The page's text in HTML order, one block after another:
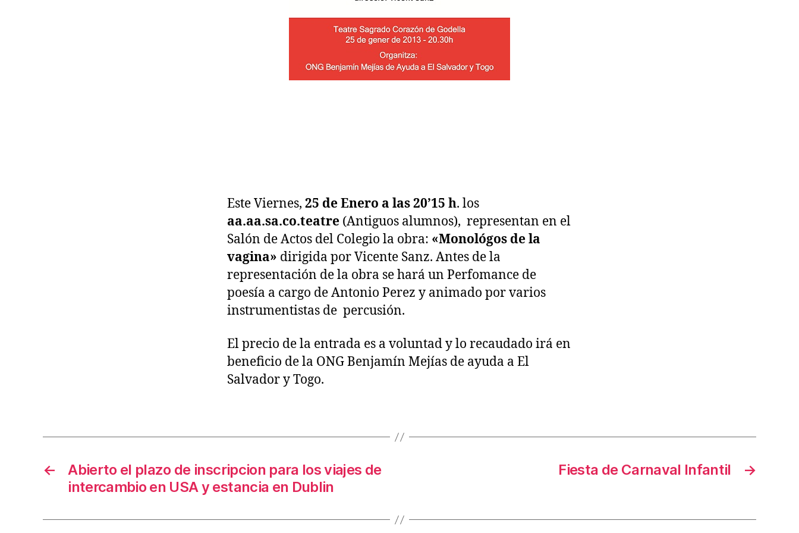
Este Viernes, 25 de Enero a las 20’15 h. los
aa.aa.sa.co.teatre (Antiguos alumnos), representan en el
Salón de Actos del Colegio la obra: «Monológos de la
vagina» dirigida por Vicente Sanz. Antes de la
representación de la obra se hará un Perfomance de
poesía a cargo de Antonio Perez y animado por varios
instrumentistas de percusión.
El precio de la entrada es a voluntad y lo recaudado irá en
beneficio de la ONG Benjamín Mejías de ayuda a El
Salvador y Togo.
←
Abierto el plazo de inscripcion para los viajes de
intercambio en USA y estancia en Dublin
→
Fiesta de Carnaval Infantil